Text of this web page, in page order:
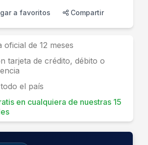
a favoritos Compartir
oficial de 12 meses
tarjeta de crédito, débito o
el país
en cualquiera de nuestras 15